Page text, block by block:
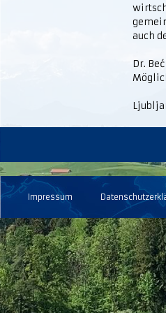
auch
Dr.
Impressum